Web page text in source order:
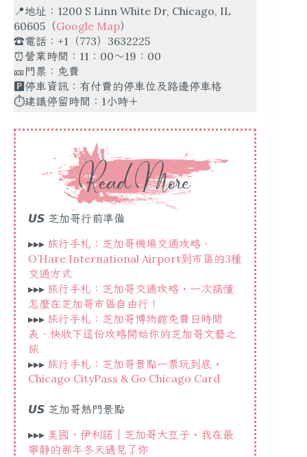
📍地址：1200 S Linn White Dr, Chicago, IL
60605（Google Map）
☎️電話：+1（773）3632225
⏰營業時間：11：00～19：00
🎫門票：免費
🅿️停車資訊：有付費的停車位及路邊停車格
⏱建議停留時間：1小時＋
𝙐𝙎 芝加哥行前準備
▸▸▸ 旅行手札：芝加哥機場交通攻略．
O’Hare International Airport到市區的3種
交通方式
▸▸▸ 旅行手札：芝加哥交通攻略・一次搞懂
怎麼在芝加哥市區自由行！
▸▸▸ 旅行手札：芝加哥博物館免費日時間
表．快收下這份攻略開始你的芝加哥文藝之
旅
▸▸▸ 旅行手札：芝加哥景點一票玩到底・
Chicago CityPass & Go Chicago Card
𝙐𝙎 芝加哥熱門景點
▸▸▸ 美國、伊利諾｜芝加哥大豆子・我在最
寧靜的那年冬天遇見了你